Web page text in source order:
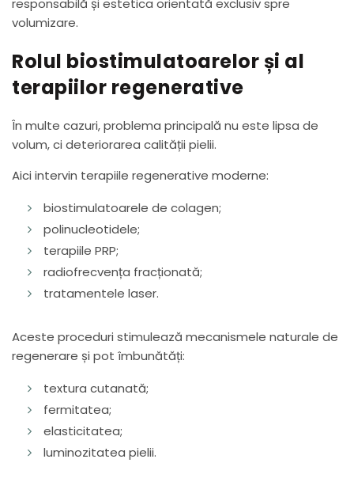
responsabilă și estetica orientată exclusiv spre
volumizare.
Rolul biostimulatoarelor și al
terapiilor regenerative
În multe cazuri, problema principală nu este lipsa de
volum, ci deteriorarea calității pielii.
Aici intervin terapiile regenerative moderne:
biostimulatoarele de colagen;
polinucleotidele;
terapiile PRP;
radiofrecvența fracționată;
tratamentele laser.
Aceste proceduri stimulează mecanismele naturale de
regenerare și pot îmbunătăți:
textura cutanată;
fermitatea;
elasticitatea;
luminozitatea pielii.